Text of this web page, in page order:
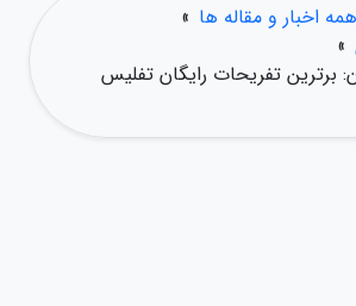
همه اخبار و مقاله ها »
»
برترین تفریحات رایگان تفلیس